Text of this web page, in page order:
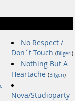
No Respect /
Don´t Touch (Bilgeri)
Nothing But A
Heartache (Bilgeri)
Nova/Studioparty